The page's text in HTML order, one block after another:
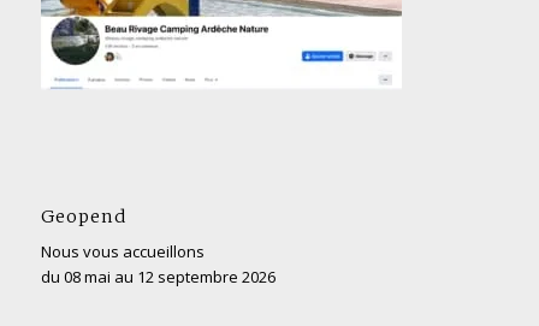
Geopend
Nous vous accueillons
du 08 mai au 12 septembre 2026